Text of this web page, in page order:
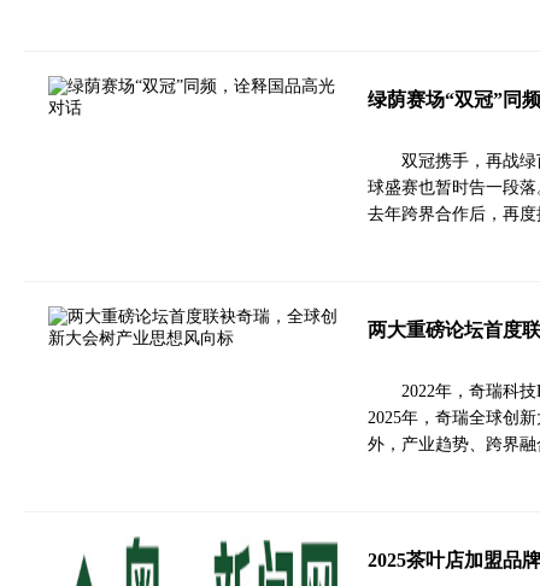
绿荫赛场“双冠”同
双冠携手，再战
球盛赛也暂时告一段
去年跨界合作后，再
两大重磅论坛首度
2022年，奇瑞科
2025年，奇瑞全球创
外，产业趋势、跨界
2025茶叶店加盟品